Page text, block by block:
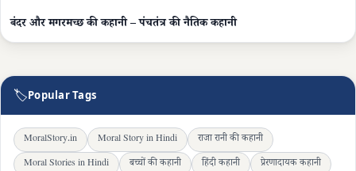
बंदर और मगरमच्छ की कहानी – पंचतंत्र की नैतिक कहानी
🏷Popular Tags
MoralStory.in Moral Story in Hindi
राजा रानी की कहानी
Moral Stories in Hindi
बच्चों की कहानी हिंदी कहानी
प्रेरणादायक कहानी